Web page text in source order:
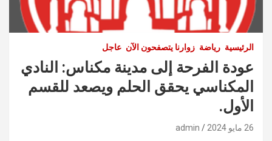
الرئيسية رياضة زوارنا يتصفحون الآن عاجل
عودة الفرحة إلى مدينة مكناس: النادي
المكناسي يحقق الحلم ويصعد للقسم
الأول.
26 مايو 2024 admin